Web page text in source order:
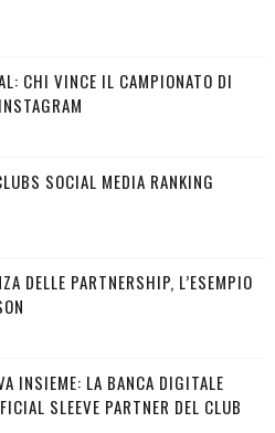
CHI VINCE IL CAMPIONATO DI
SOCIAL MEDIA RANKING
DELLE PARTNERSHIP, L’ESEMPIO
INSIEME: LA BANCA DIGITALE
SLEEVE PARTNER DEL CLUB